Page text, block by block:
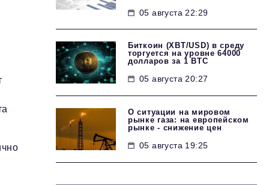
05 августа 22:29
Биткоин (XBT/USD) в среду
торгуется на уровне 64000
долларов за 1 BTC
05 августа 20:27
О ситуации на мировом
рынке газа: на европейском
рынке - снижение цен
05 августа 19:25